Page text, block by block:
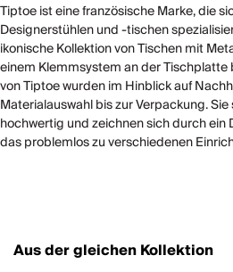
Tiptoe ist eine französische Marke, die
Designerstühlen und -tischen
ikonische Kollektion von Tischen mit
einem Klemmsystem an der
von Tiptoe wurden im Hinblick auf
Materialauswahl bis zur Verpackung.
hochwertig und zeichnen sich durch ein
das problemlos zu verschiedenen
Aus der gleichen Kollektion